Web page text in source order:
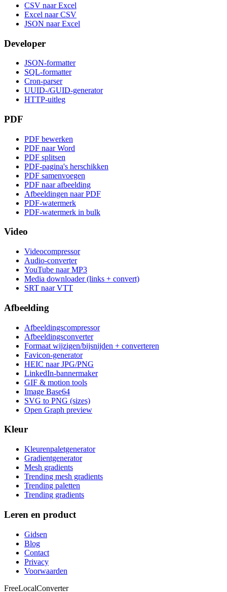
CSV naar Excel
Excel naar CSV
JSON naar Excel
Developer
JSON-formatter
SQL-formatter
Cron-parser
UUID-/GUID-generator
HTTP-uitleg
PDF
PDF bewerken
PDF naar Word
PDF splitsen
PDF-pagina's herschikken
PDF samenvoegen
PDF naar afbeelding
Afbeeldingen naar PDF
PDF-watermerk
PDF-watermerk in bulk
Video
Videocompressor
Audio-converter
YouTube naar MP3
Media downloader (links + convert)
SRT naar VTT
Afbeelding
Afbeeldingscompressor
Afbeeldingsconverter
Formaat wijzigen/bijsnijden + converteren
Favicon-generator
HEIC naar JPG/PNG
LinkedIn-bannermaker
GIF & motion tools
Image Base64
SVG to PNG (sizes)
Open Graph preview
Kleur
Kleurenpaletgenerator
Gradientgenerator
Mesh gradients
Trending mesh gradients
Trending paletten
Trending gradients
Leren en product
Gidsen
Blog
Contact
Privacy
Voorwaarden
FreeLocalConverter